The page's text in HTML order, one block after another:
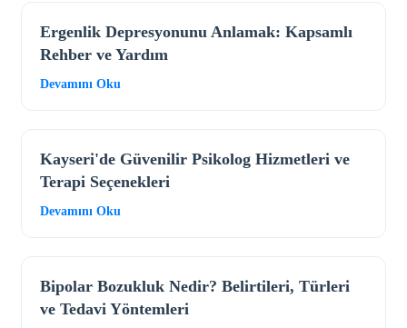
Ergenlik Depresyonunu Anlamak: Kapsamlı
Rehber ve Yardım
Devamını Oku
Kayseri'de Güvenilir Psikolog Hizmetleri ve
Terapi Seçenekleri
Devamını Oku
Bipolar Bozukluk Nedir? Belirtileri, Türleri
ve Tedavi Yöntemleri